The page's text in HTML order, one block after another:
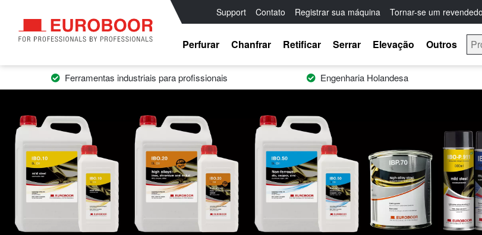
Support Contato Registrar sua máquina Tornar-se um
Perfurar Chanfrar Retificar Serrar Elevação Outros
Ferramentas industriais para profissionais Engenharia Holandesa